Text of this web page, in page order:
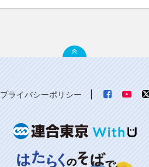
プライバシーポリシー